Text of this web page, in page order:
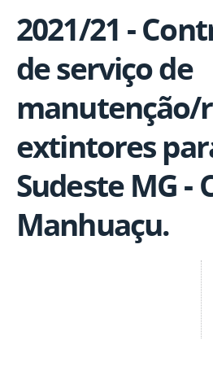
2021/21 -
de serviço de
manutenção/
extintores
Sudeste MG -
Manhuaçu.